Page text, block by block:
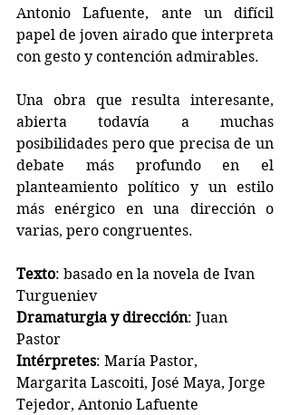
Antonio Lafuente, ante un difícil
papel de joven airado que interpreta
con gesto y contención admirables.
Una obra que resulta interesante,
abierta todavía a muchas
posibilidades pero que precisa de un
debate más profundo en el
planteamiento político y un estilo
más enérgico en una dirección o
varias, pero congruentes.
Texto: basado en la novela de Ivan
Turgueniev
Dramaturgia y dirección: Juan
Pastor
Intérpretes: María Pastor,
Margarita Lascoiti, José Maya, Jorge
Tejedor, Antonio Lafuente